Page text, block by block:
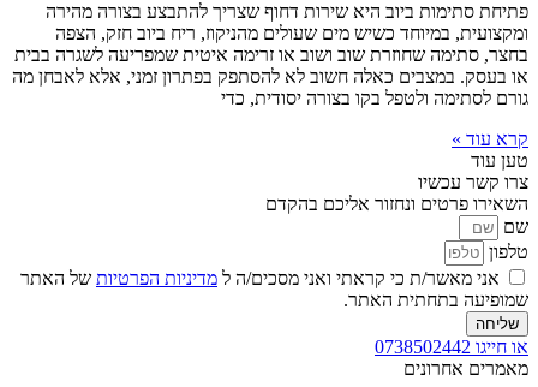
פתיחת סתימות ביוב היא שירות דחוף שצריך להתבצע בצורה מהירה
ומקצועית, במיוחד כשיש מים שעולים מהניקוז, ריח ביוב חזק, הצפה
בחצר, סתימה שחוזרת שוב ושוב או זרימה איטית שמפריעה לשגרה בבית
או בעסק. במצבים כאלה חשוב לא להסתפק בפתרון זמני, אלא לאבחן מה
גורם לסתימה ולטפל בקו בצורה יסודית, כדי
קרא עוד »
טען עוד
צרו קשר עכשיו
השאירו פרטים ונחזור אליכם בהקדם
שם
טלפון
אני מאשר/ת כי קראתי ואני מסכים/ה ל מדיניות הפרטיות של האתר
שמופיעה בתחתית האתר.
שליחה
או חייגו 0738502442
מאמרים אחרונים